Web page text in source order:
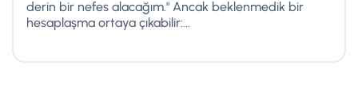
derin bir nefes alacağım." Ancak beklenmedik bir
hesaplaşma ortaya çıkabilir:...